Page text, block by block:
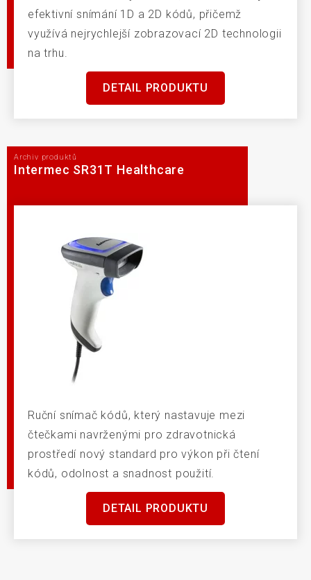
efektivní snímání 1D a 2D kódů, přičemž
využívá nejrychlejší zobrazovací 2D technologii
na trhu.
DETAIL PRODUKTU
Archiv produktů
Intermec SR31T Healthcare
Ruční snímač kódů, který nastavuje mezi
čtečkami navrženými pro zdravotnická
prostředí nový standard pro výkon při čtení
kódů, odolnost a snadnost použití.
DETAIL PRODUKTU